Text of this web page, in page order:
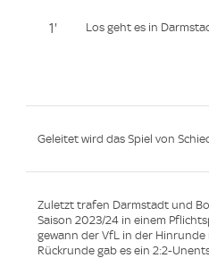
1' Los geht es in
Geleitet wird das Spiel von
Zuletzt trafen Darmstadt und
Saison 2023/24 in einem
gewann der VfL in der Hinrunde
Rückrunde gab es ein 2:2-